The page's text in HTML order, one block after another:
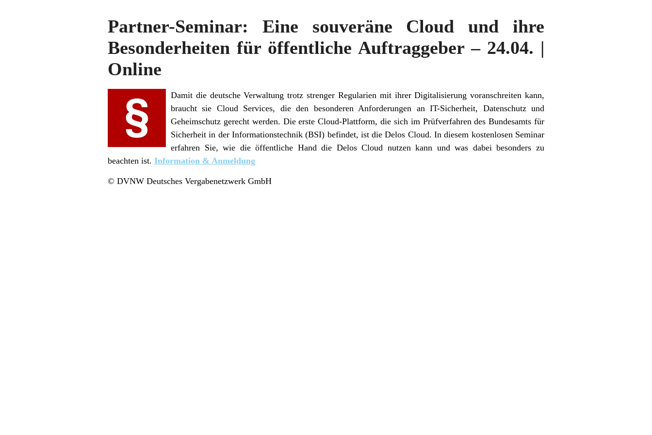
Partner-Seminar: Eine souveräne Cloud und ihre
Besonderheiten für öffentliche Auftraggeber – 24.04. |
Online
Damit die deutsche Verwaltung trotz strenger Regularien mit ihrer Digitalisierung voranschreiten kann,
braucht sie Cloud Services, die den besonderen Anforderungen an IT-Sicherheit, Datenschutz und
Geheimschutz gerecht werden. Die erste Cloud-Plattform, die sich im Prüfverfahren des Bundesamts für
Sicherheit in der Informationstechnik (BSI) befindet, ist die Delos Cloud. In diesem kostenlosen Seminar
erfahren Sie, wie die öffentliche Hand die Delos Cloud nutzen kann und was dabei besonders zu
beachten ist. Information & Anmeldung